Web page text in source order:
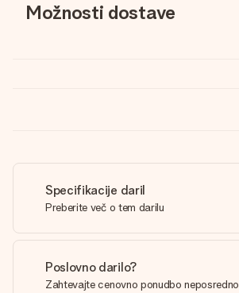
Možnosti dostave
Specifikacije daril
Preberite več o tem darilu
Poslovno darilo?
Zahtevajte cenovno ponudbo neposredno